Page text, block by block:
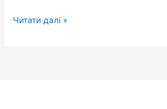
Читати далі »